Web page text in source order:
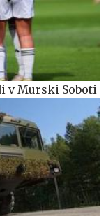
v Murski Soboti